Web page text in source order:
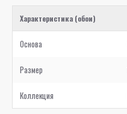
Характеристика (обои)
Основа
Размер
Коллекция